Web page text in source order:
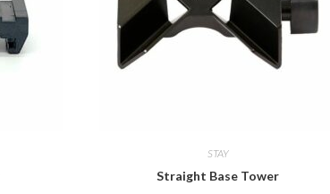
STAY
Straight Base Tower